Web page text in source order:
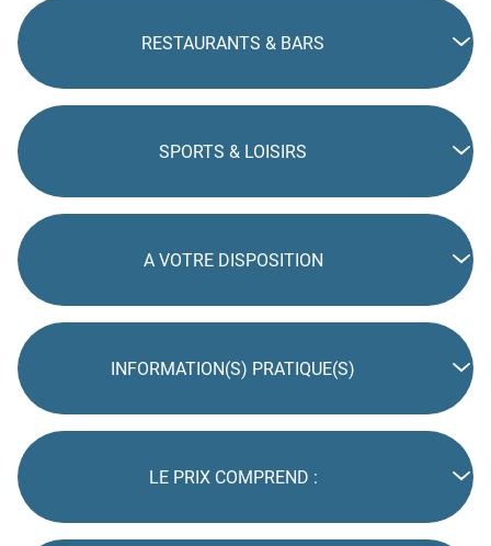
RESTAURANTS & BARS
SPORTS & LOISIRS
A VOTRE DISPOSITION
INFORMATION(S) PRATIQUE(S)
LE PRIX COMPREND :